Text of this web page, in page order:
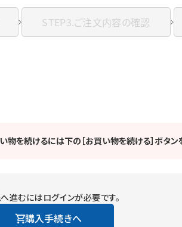
STEP3.ご注文内容の確認
物を続けるには下の［お買い物を続ける］ボタン
進むにはログインが必要です。
購入手続きへ